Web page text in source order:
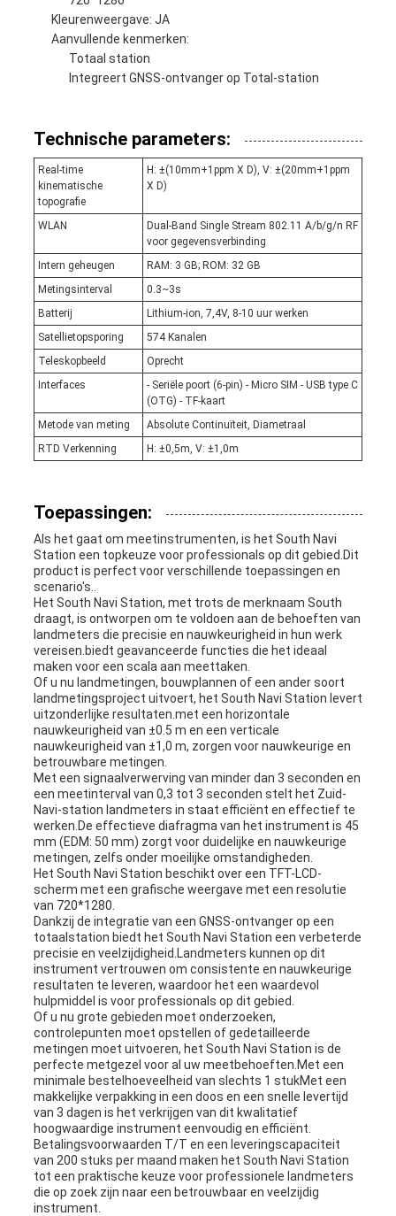
Kleurenweergave: JA
Aanvullende kenmerken:
Totaal station
Integreert GNSS-ontvanger op Total-station
Technische parameters:
Real-time
kinematische
topografie
H: ±(10mm+1ppm X D), V: ±(20mm+1ppm
X D)
WLAN
Dual-Band Single Stream 802.11 A/b/g/n RF
voor gegevensverbinding
Intern geheugen
RAM: 3 GB; ROM: 32 GB
Metingsinterval
0.3~3s
Batterij
Lithium-ion, 7,4V, 8-10 uur werken
Satellietopsporing
574 Kanalen
Teleskopbeeld
Oprecht
Interfaces
- Seriële poort (6-pin) - Micro SIM - USB type C
(OTG) - TF-kaart
Metode van meting
Absolute Continuïteit, Diametraal
RTD Verkenning
H: ±0,5m, V: ±1,0m
Toepassingen:
Als het gaat om meetinstrumenten, is het South Navi
Station een topkeuze voor professionals op dit gebied.Dit
product is perfect voor verschillende toepassingen en
scenario's..
Het South Navi Station, met trots de merknaam South
draagt, is ontworpen om te voldoen aan de behoeften van
landmeters die precisie en nauwkeurigheid in hun werk
vereisen.biedt geavanceerde functies die het ideaal
maken voor een scala aan meettaken.
Of u nu landmetingen, bouwplannen of een ander soort
landmetingsproject uitvoert, het South Navi Station levert
uitzonderlijke resultaten.met een horizontale
nauwkeurigheid van ±0.5 m en een verticale
nauwkeurigheid van ±1,0 m, zorgen voor nauwkeurige en
betrouwbare metingen.
Met een signaalverwerving van minder dan 3 seconden en
een meetinterval van 0,3 tot 3 seconden stelt het Zuid-
Navi-station landmeters in staat efficiënt en effectief te
werken.De effectieve diafragma van het instrument is 45
mm (EDM: 50 mm) zorgt voor duidelijke en nauwkeurige
metingen, zelfs onder moeilijke omstandigheden.
Het South Navi Station beschikt over een TFT-LCD-
scherm met een grafische weergave met een resolutie
van 720*1280.
Dankzij de integratie van een GNSS-ontvanger op een
totaalstation biedt het South Navi Station een verbeterde
precisie en veelzijdigheid.Landmeters kunnen op dit
instrument vertrouwen om consistente en nauwkeurige
resultaten te leveren, waardoor het een waardevol
hulpmiddel is voor professionals op dit gebied.
Of u nu grote gebieden moet onderzoeken,
controlepunten moet opstellen of gedetailleerde
metingen moet uitvoeren, het South Navi Station is de
perfecte metgezel voor al uw meetbehoeften.Met een
minimale bestelhoeveelheid van slechts 1 stukMet een
makkelijke verpakking in een doos en een snelle levertijd
van 3 dagen is het verkrijgen van dit kwalitatief
hoogwaardige instrument eenvoudig en efficiënt.
Betalingsvoorwaarden T/T en een leveringscapaciteit
van 200 stuks per maand maken het South Navi Station
tot een praktische keuze voor professionele landmeters
die op zoek zijn naar een betrouwbaar en veelzijdig
instrument.